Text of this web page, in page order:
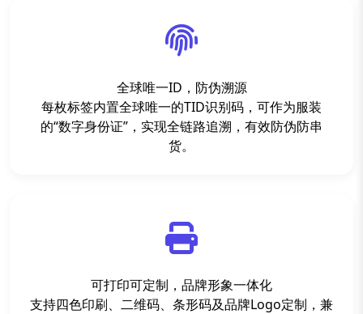
全球唯一ID，防伪溯源
每枚标签内置全球唯一的TID识别码，可作为服装
的“数字身份证”，实现全链路追溯，有效防伪防串
货。
可打印可定制，品牌形象一体化
支持四色印刷、二维码、条形码及品牌Logo定制，兼